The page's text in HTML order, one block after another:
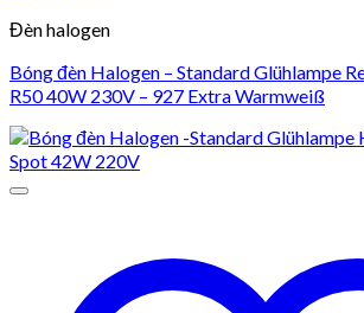
Đèn halogen
Bóng đèn Halogen – Standard Glühlampe
R50 40W 230V – 927 Extra Warmweiß